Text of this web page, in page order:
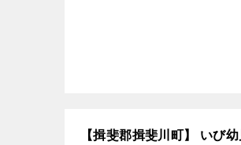
【揖斐郡揖斐川町】 いび幼